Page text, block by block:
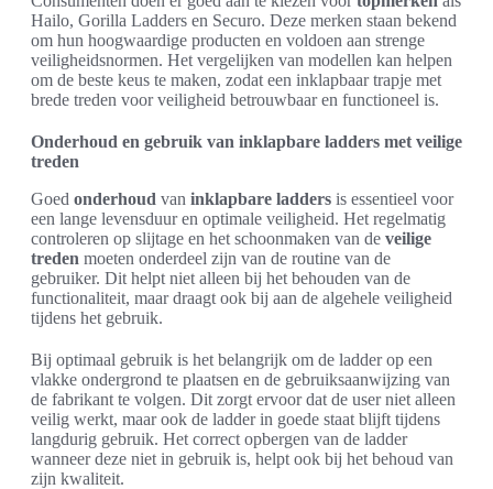
Hailo, Gorilla Ladders en Securo. Deze merken staan bekend
om hun hoogwaardige producten en voldoen aan strenge
veiligheidsnormen. Het vergelijken van modellen kan helpen
om de beste keus te maken, zodat een inklapbaar trapje met
brede treden voor veiligheid betrouwbaar en functioneel is.
Onderhoud en gebruik van inklapbare ladders met veilige
treden
Goed onderhoud van inklapbare ladders is essentieel voor
een lange levensduur en optimale veiligheid. Het regelmatig
controleren op slijtage en het schoonmaken van de veilige
treden moeten onderdeel zijn van de routine van de
gebruiker. Dit helpt niet alleen bij het behouden van de
functionaliteit, maar draagt ook bij aan de algehele veiligheid
tijdens het gebruik.
Bij optimaal gebruik is het belangrijk om de ladder op een
vlakke ondergrond te plaatsen en de gebruiksaanwijzing van
de fabrikant te volgen. Dit zorgt ervoor dat de user niet alleen
veilig werkt, maar ook de ladder in goede staat blijft tijdens
langdurig gebruik. Het correct opbergen van de ladder
wanneer deze niet in gebruik is, helpt ook bij het behoud van
zijn kwaliteit.